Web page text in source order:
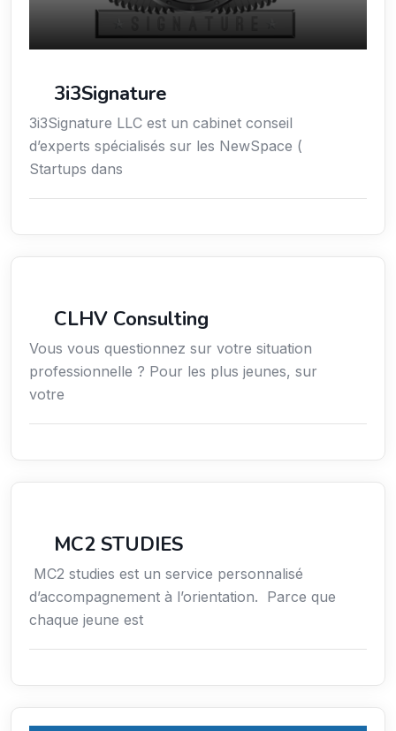
3i3Signature
3i3Signature LLC est un cabinet conseil
d’experts spécialisés sur les NewSpace (
Startups dans
CLHV Consulting
Vous vous questionnez sur votre situation
professionnelle ? Pour les plus jeunes, sur
votre
MC2 STUDIES
MC2 studies est un service personnalisé
d’accompagnement à l’orientation. Parce que
chaque jeune est